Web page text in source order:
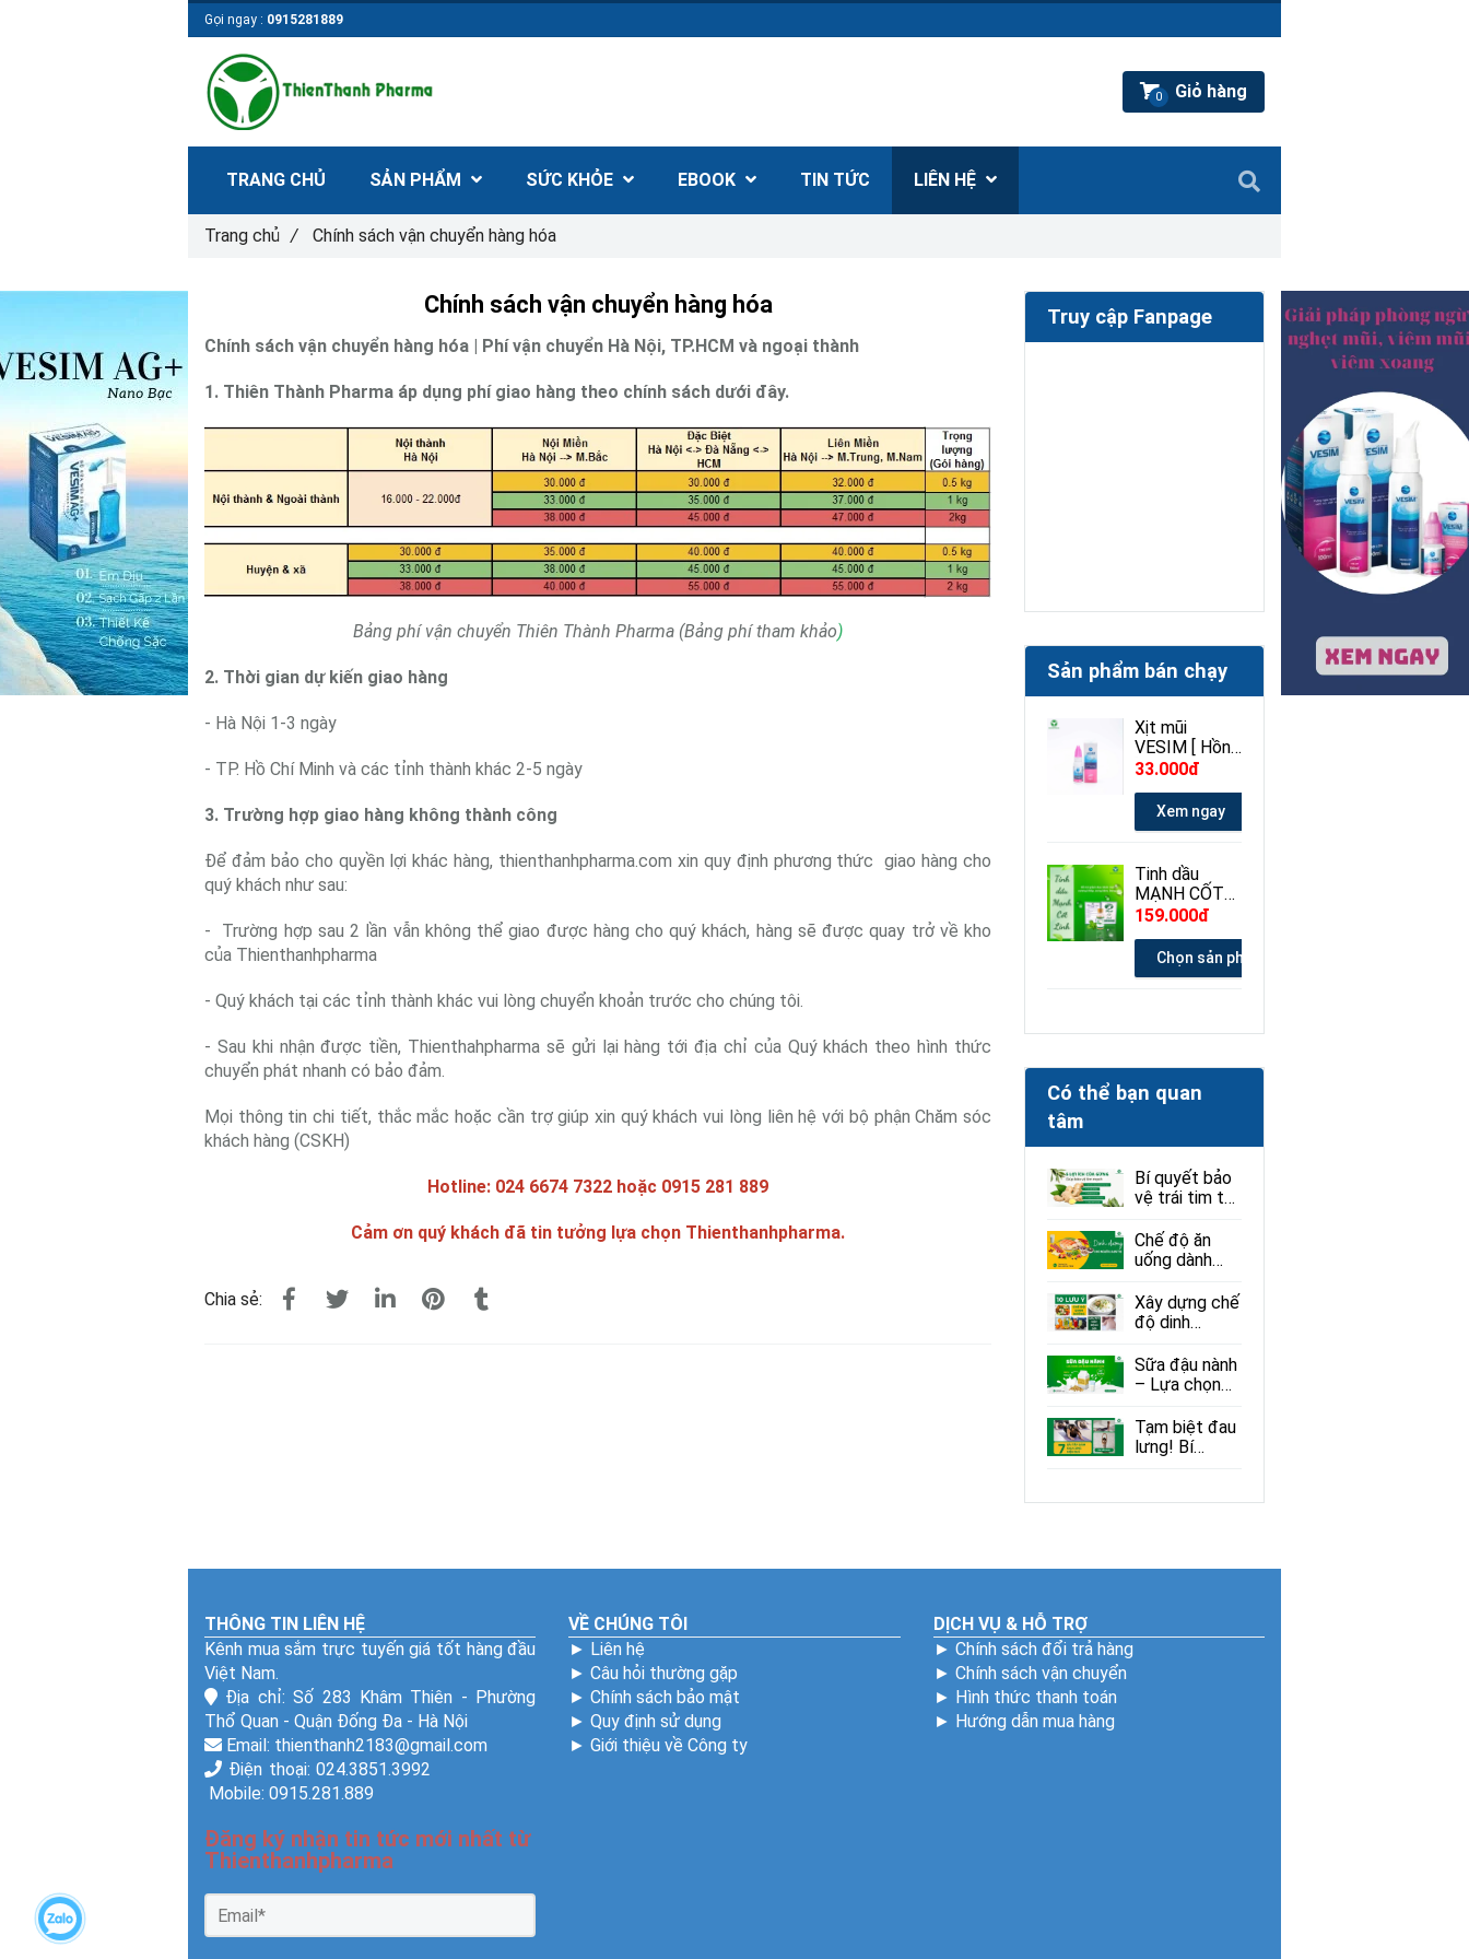
Chính sách vận chuyển hàng hóa
Chính sách vận chuyển hàng hóa | Phí vận chuyển Hà Nội, TP.HCM và ngoại thành
1. Thiên Thành Pharma áp dụng phí giao hàng theo chính sách dưới đây.
Bảng phí vận chuyển Thiên Thành Pharma (Bảng phí tham khảo)
2. Thời gian dự kiến giao hàng
- Hà Nội 1-3 ngày
- TP. Hồ Chí Minh và các tỉnh thành khác 2-5 ngày
3. Trường hợp giao hàng không thành công
Để đảm bảo cho quyền lợi khác hàng, thienthanhpharma.com xin quy định phương thức giao hàng cho
quý khách như sau:
- Trường hợp sau 2 lần vẫn không thể giao được hàng cho quý khách, hàng sẽ được quay trở về kho
của Thienthanhpharma
- Quý khách tại các tỉnh thành khác vui lòng chuyển khoản trước cho chúng tôi.
- Sau khi nhận được tiền, Thienthahpharma sẽ gửi lại hàng tới địa chỉ của Quý khách theo hình thức
chuyển phát nhanh có bảo đảm.
Mọi thông tin chi tiết, thắc mắc hoặc cần trợ giúp xin quý khách vui lòng liên hệ với bộ phận Chăm sóc
khách hàng (CSKH)
Hotline: 024 6674 7322 hoặc 0915 281 889
Cảm ơn quý khách đã tin tưởng lựa chọn Thienthanhpharma.
Chia sẻ:
Truy cập Fanpage
Sản phẩm bán chạy
Xịt mũi
VESIM [ Hồng
] 100ml
33.000đ
Xem ngay
Tinh dầu
MẠNH CỐT
LINH 30ml
159.000đ
Chọn sản phẩm
Có thể bạn quan
tâm
Bí quyết bảo
vệ trái tim từ
Gừng và
những lợi ích
ít ai ngờ
Chế độ ăn
uống dành
loạn thị: Ăn gì
để tốt cho
mắt?
Xây dựng chế
độ dinh
người mắc
bệnh sởi phục
hồi hiệu quả
Sữa đậu nành
– Lựa chọn
cho sức khỏe
Tạm biệt đau
lưng! Bí
ngay tại nhà
Trang chủ / Chính sách vận chuyển hàng hóa
Gọi ngay : 0915281889
0 Giỏ hàng
TRANG CHỦ SẢN PHẨM SỨC KHỎE EBOOK TIN TỨC LIÊN HỆ
THÔNG TIN LIÊN HỆ
Kênh mua sắm trực tuyến giá tốt hàng đầu
Việt Nam.
Địa chỉ: Số 283 Khâm Thiên - Phường
Thổ Quan - Quận Đống Đa - Hà Nội
Email: thienthanh2183@gmail.com
Điện thoại: 024.3851.3992
Mobile: 0915.281.889
VỀ CHÚNG TÔI
► Liên hệ
►Câu hỏi thường gặp
►Chính sách bảo mật
►Quy định sử dụng
►Giới thiệu về Công ty
DỊCH VỤ & HỖ TRỢ
► Chính sách đổi trả hàng
► Chính sách vận chuyển
► Hình thức thanh toán
► Hướng dẫn mua hàng
Đăng ký nhận tin tức mới nhất từ
Thienthanhpharma